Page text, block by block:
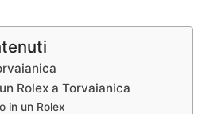
Rolex a Torvaianica
in un Rolex